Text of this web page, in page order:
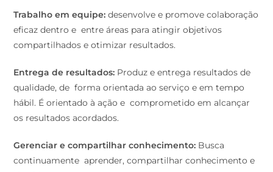
Trabalho em equipe:desenvolve e promove colaboração
eficaz dentro e entre áreas para atingir objetivos
compartilhados e otimizar resultados.
Entrega de resultados: Produz e entrega resultados de
qualidade, de forma orientada ao serviço e em tempo
hábil. É orientado à ação e comprometido em alcançar
os resultados acordados.
Gerenciar e compartilhar conhecimento: Busca
continuamente aprender, compartilhar conhecimento e